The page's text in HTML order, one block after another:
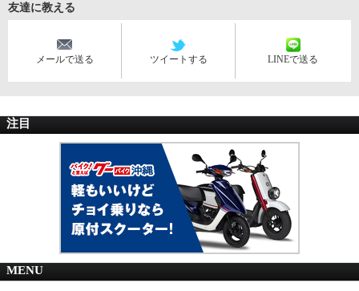
友達に教える
メールで送る ツイートする LINEで送る
注目
MENU